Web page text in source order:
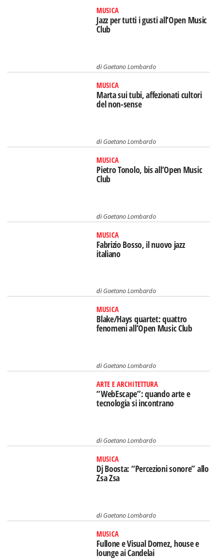
MUSICA
Jazz per tutti i gusti all’Open Music
Club
diGaetano Lombardo
MUSICA
Marta sui tubi, affezionati cultori
del non-sense
diGaetano Lombardo
MUSICA
Pietro Tonolo, bis all’Open Music
Club
diGaetano Lombardo
MUSICA
Fabrizio Bosso, il nuovo jazz
italiano
diGaetano Lombardo
MUSICA
Blake/Hays quartet: quattro
fenomeni all’Open Music Club
diGaetano Lombardo
ARTE E ARCHITETTURA
“WebEscape”: quando arte e
tecnologia si incontrano
diGaetano Lombardo
MUSICA
Dj Boosta: “Percezioni sonore” allo
Zsa Zsa
diGaetano Lombardo
MUSICA
Fullone e Visual Domez, house e
lounge ai Candelai